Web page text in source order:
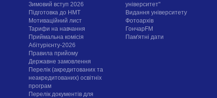
Зимовий вступ 2026
Підготовка до НМТ
Мотиваційний лист
Тарифи на навчання
Приймальна комісія
Абітурієнту-2026
Правила прийому
Державне замовлення
Перелік (акредитованих та
неакредитованих) освітніх
програм
Перелік документів для
університет"
Видання університету
Фотоархів
ГончарFM
Пам'ятні дати